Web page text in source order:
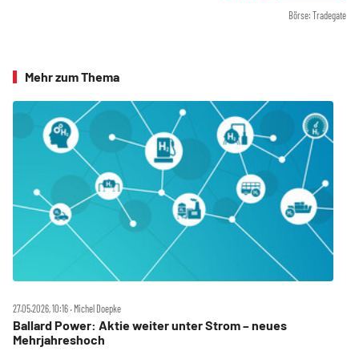
Börse: Tradegate
Mehr zum Thema
27.05.2026, 10:16 ‧ Michel Doepke
Ballard Power: Aktie weiter unter Strom – neues
Mehrjahreshoch